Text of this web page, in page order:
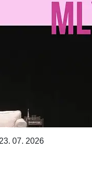
15. až 18.
-
si čtyři dny
23. 07. 2026